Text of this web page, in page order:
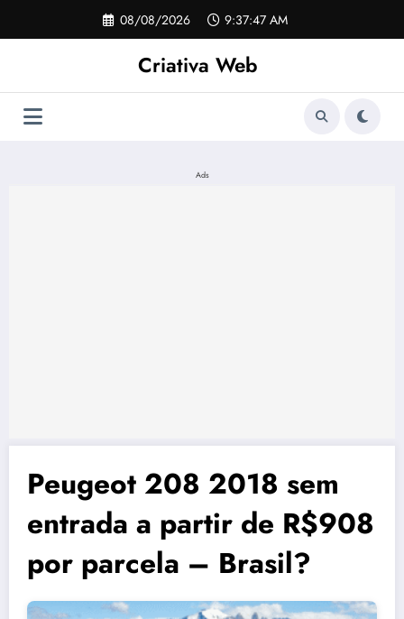
o
08/08/2026 9:37:47 AM
Criativa Web
Ads
Peugeot 208 2018 sem
entrada a partir de R$908
por parcela – Brasil?